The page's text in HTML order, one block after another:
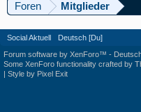
Foren Mitglieder
Social Aktuell Deutsch [Du]
Forum software by XenForo™ -
Some XenForo functionality crafted by
| Style by Pixel Exit